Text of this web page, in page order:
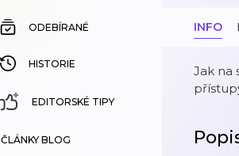
ODEBÍRANÉ
HISTORIE
EDITORSKÉ TIPY
ČLÁNKY BLOG
INFO
Jak na